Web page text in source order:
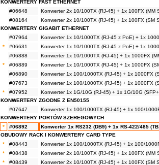
KONWERTERY FAST ETHERNET
#06648
Konwerter 2x 10/100TX (RJ-45) + 1x 100FX (MM
#08164
Konwerter 2x 10/100TX (RJ-45) + 1x 100FX (SM
KONWERTERY GIGABIT ETHERNET
#07964
Konwerter 1x 10/1000TX (RJ-45 z PoE) + 1x
*
#06631 Konwerter 1x 10/1000TX (RJ-45 z PoE) + 1x
#06888
Konwerter 1x 10/1000TX (RJ-45) + 1x 1000FX
*
#06889 Konwerter 1x 10/1000TX (RJ-45) + 1x 1000FX
#06890
Konwerter 1x 100/1000TX (RJ-45) + 1x 1000FX
#07673
Konwerter 1x 100/1000TX (RJ-45) + 1x 1000FX
*
#07952 Konwerter 1x 1G/10G (RJ-45) + 1x 1G/10G
KONWERTERY ZGODNE Z EN50155
#07647
Konwerter 1x 100/1000TX (RJ-45) + 1x 100/
KONWERTERY PORTÓW SZEREGOWYCH
*
#06892 Konwerter 1x RS232 (DB9) + 1x RS-422/485
OBUDOWY RACK I KONWERTERY CARD TYPE
*
#08443 Konwerter 1x 100/1000TX (RJ-45) + 1x 100/
*
#08438 Konwerter 2x 10/100TX (RJ-45) + 1x 100FX (MM
*
#08439 Konwerter 2x 10/100TX (RJ-45) + 1x 100FX (SM